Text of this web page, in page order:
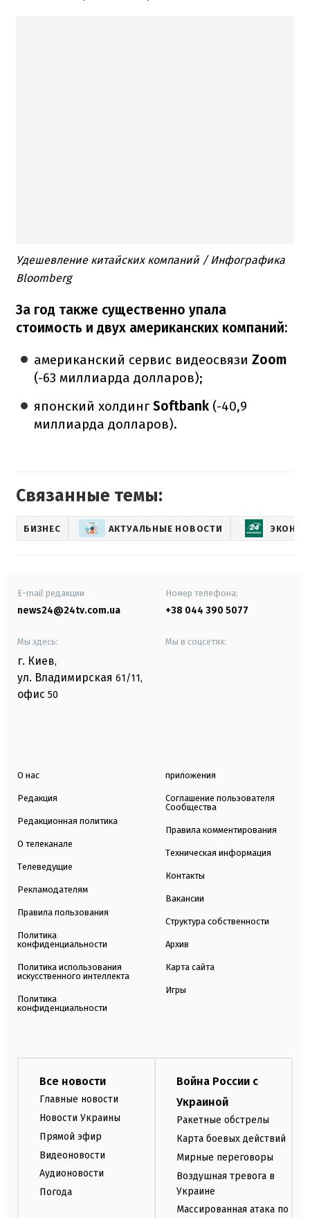
Удешевление китайских компаний / Инфографика
Bloomberg
За год также существенно упала
стоимость и двух американских компаний:
американский сервис видеосвязиZoom
(-63 миллиарда долларов);
японский холдингSoftbank (-40,9
миллиарда долларов).
Связанные темы:
БИЗНЕС АКТУАЛЬНЫЕ НОВОСТИ
E-mail редакции
news24@24tv.com.ua
Номер телефона:
+38 044 390 5077
Мы здесь:
г. Киев,
ул. Владимирская 61/11,
офис 50
Мы в соцсетях:
О нас
Редакция
Редакционная политика
О телеканале
Телеведущие
Рекламодателям
Правила пользования
Политика
конфиденциальности
Политика использования
искусственного интеллекта
Политика
конфиденциальности
приложения
Соглашение пользователя
Сообщества
Правила комментирования
Техническая информация
Контакты
Вакансии
Структура собственности
Архив
Карта сайта
Игры
Все новости
Главные новости
Новости Украины
Прямой эфир
Видеоновости
Аудионовости
Погода
Война России с
Украиной
Ракетные обстрелы
Карта боевых действий
Мирные переговоры
Воздушная тревога в
Украине
Массированная атака по